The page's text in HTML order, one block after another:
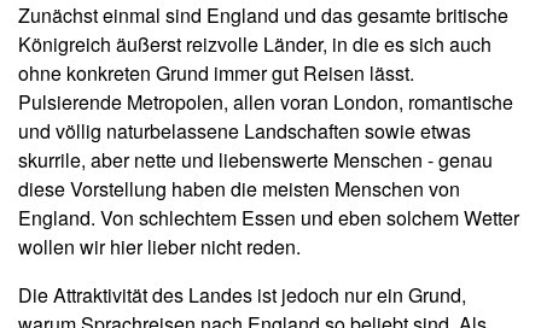
Zunächst einmal sind England und das gesamte britische
Königreich äußerst reizvolle Länder, in die es sich auch
ohne konkreten Grund immer gut Reisen lässt.
Pulsierende Metropolen, allen voran London, romantische
und völlig naturbelassene Landschaften sowie etwas
skurrile, aber nette und liebenswerte Menschen - genau
diese Vorstellung haben die meisten Menschen von
England. Von schlechtem Essen und eben solchem Wetter
wollen wir hier lieber nicht reden.
Die Attraktivität des Landes ist jedoch nur ein Grund,